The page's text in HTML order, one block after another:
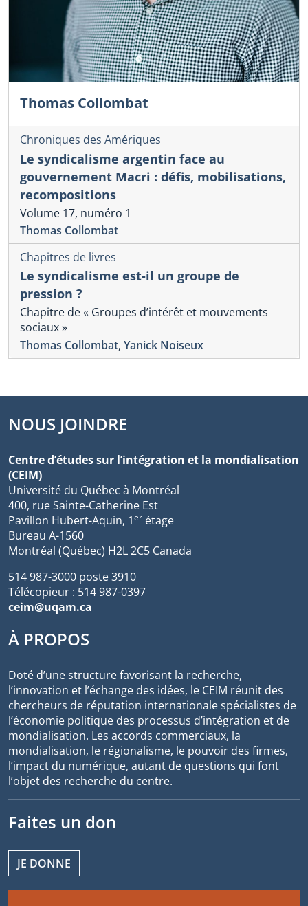
Thomas Collombat
Chroniques des Amériques
Le syndicalisme argentin face au
gouvernement Macri : défis, mobilisations,
recompositions
Volume 17, numéro 1
Thomas Collombat
Chapitres de livres
Le syndicalisme est-il un groupe de
pression ?
Chapitre de « Groupes d’intérêt et mouvements
sociaux »
Thomas Collombat, Yanick Noiseux
NOUS JOINDRE
Centre d’études sur l’intégration et la mondialisation
(CEIM)
Université du Québec à Montréal
400, rue Sainte-Catherine Est
Pavillon Hubert-Aquin, 1er étage
Bureau A-1560
Montréal (Québec) H2L 2C5 Canada
514 987-3000 poste 3910
Télécopieur : 514 987-0397
ceim@uqam.ca
À PROPOS
Doté d’une structure favorisant la recherche,
l’innovation et l’échange des idées, le CEIM réunit des
chercheurs de réputation internationale spécialistes de
l’économie politique des processus d’intégration et de
mondialisation. Les accords commerciaux, la
mondialisation, le régionalisme, le pouvoir des firmes,
l’impact du numérique, autant de questions qui font
l’objet des recherche du centre.
Faites un don
JE DONNE